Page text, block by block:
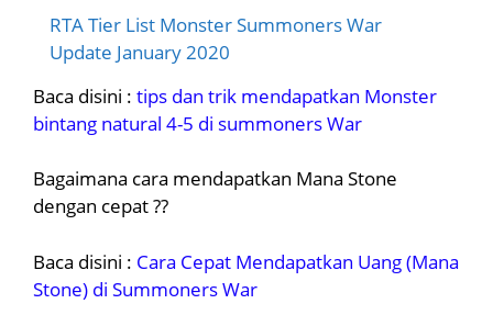
RTA Tier List Monster Summoners War
Update January 2020
Baca disini : tips dan trik mendapatkan Monster
bintang natural 4-5 di summoners War
Bagaimana cara mendapatkan Mana Stone
dengan cepat ??
Baca disini : Cara Cepat Mendapatkan Uang (Mana
Stone) di Summoners War